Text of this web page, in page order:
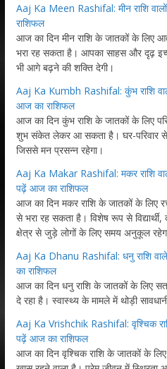
Aaj Ka Meen Rashifal: मीन राशि
राशिफल
आज का दिन मीन राशि के जातकों के लिए
भरा रह सकता है। आपका साहस और दृढ़
भी आगे बढ़ने की शक्ति देगी।
Aaj Ka Kumbh Rashifal: कुंभ राशि
आज का राशिफल
आज का दिन कुंभ राशि के जातकों के लिए
शुभ संकेत लेकर आ सकता है। घर-परिवार
जिससे मन प्रसन्न रहेगा।
Aaj Ka Makar Rashifal: मकर राशि
पढ़ें आज का राशिफल
आज का दिन मकर राशि के जातकों के लिए
से भरा रह सकता है। विशेष रूप से
क्षेत्र से जुड़े लोगों के लिए समय अनुकूल
Aaj Ka Dhanu Rashifal: धनु राशि
का राशिफल
आज का दिन धनु राशि के जातकों के लिए
दे रहा है। स्वास्थ्य के मामले में थोड़ी
Aaj Ka Vrishchik Rashifal: वृश्चिक
पढ़ें आज का राशिफल
आज का दिन वृश्चिक राशि के जातकों के